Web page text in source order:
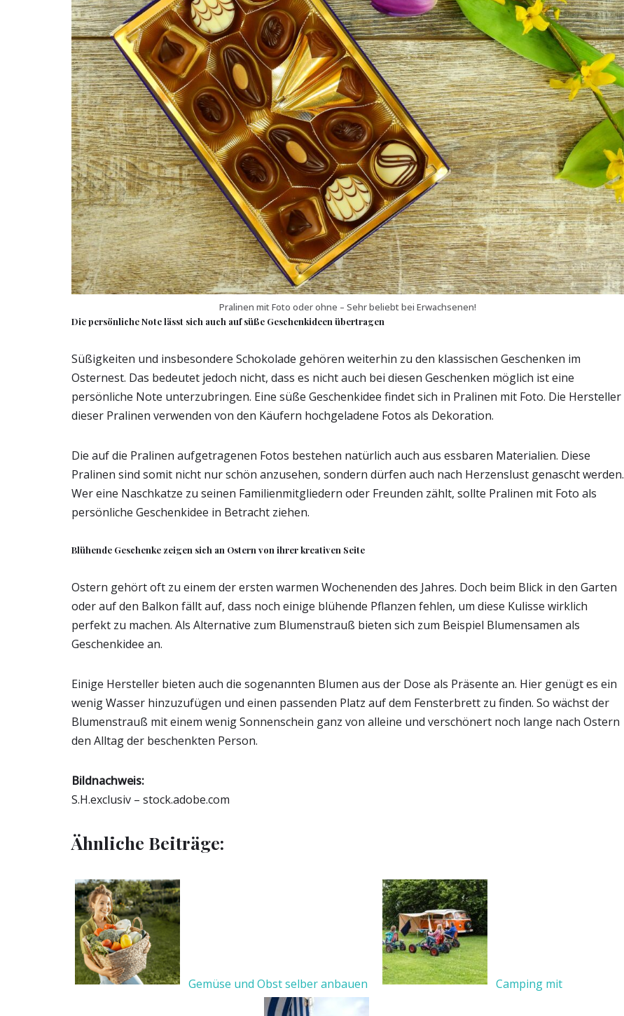
Pralinen mit Foto oder ohne – Sehr beliebt bei Erwachsenen!
Die persönliche Note lässt sich auch auf süße Geschenkideen übertragen
Süßigkeiten und insbesondere Schokolade gehören weiterhin zu den klassischen Geschenken im
Osternest. Das bedeutet jedoch nicht, dass es nicht auch bei diesen Geschenken möglich ist eine
persönliche Note unterzubringen. Eine süße Geschenkidee findet sich in Pralinen mit Foto. Die Hersteller
dieser Pralinen verwenden von den Käufern hochgeladene Fotos als Dekoration.
Die auf die Pralinen aufgetragenen Fotos bestehen natürlich auch aus essbaren Materialien. Diese
Pralinen sind somit nicht nur schön anzusehen, sondern dürfen auch nach Herzenslust genascht werden.
Wer eine Naschkatze zu seinen Familienmitgliedern oder Freunden zählt, sollte Pralinen mit Foto als
persönliche Geschenkidee in Betracht ziehen.
Blühende Geschenke zeigen sich an Ostern von ihrer kreativen Seite
Ostern gehört oft zu einem der ersten warmen Wochenenden des Jahres. Doch beim Blick in den Garten
oder auf den Balkon fällt auf, dass noch einige blühende Pflanzen fehlen, um diese Kulisse wirklich
perfekt zu machen. Als Alternative zum Blumenstrauß bieten sich zum Beispiel Blumensamen als
Geschenkidee an.
Einige Hersteller bieten auch die sogenannten Blumen aus der Dose als Präsente an. Hier genügt es ein
wenig Wasser hinzuzufügen und einen passenden Platz auf dem Fensterbrett zu finden. So wächst der
Blumenstrauß mit einem wenig Sonnenschein ganz von alleine und verschönert noch lange nach Ostern
den Alltag der beschenkten Person.
Bildnachweis:
S.H.exclusiv – stock.adobe.com
Ähnliche Beiträge:
Gemüse und Obst selber anbauen Camping mit